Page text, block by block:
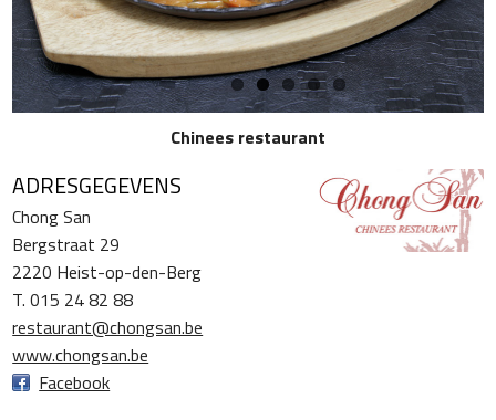
Chinees restaurant
ADRESGEGEVENS
Chong San
Bergstraat 29
2220 Heist-op-den-Berg
T. 015 24 82 88
restaurant@chongsan.be
www.chongsan.be
Facebook